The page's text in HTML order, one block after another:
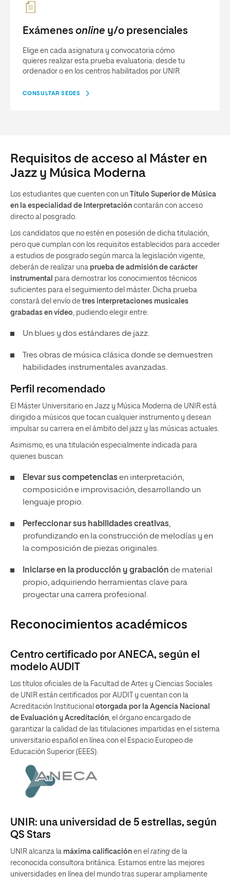
Exámenes online y/o presenciales
Elige en cada asignatura y convocatoria cómo
quieres realizar esta prueba evaluatoria: desde tu
ordenador o en los centros habilitados por UNIR.
CONSULTAR SEDES
Requisitos de acceso al Máster en
Jazz y Música Moderna
Los estudiantes que cuenten con un
Título Superior de Música
en la especialidad de Interpretación contarán con acceso
directo al posgrado.
Los candidatos que no estén en posesión de dicha titulación,
pero que cumplan con los requisitos establecidos para acceder
a estudios de posgrado según marca la legislación vigente,
deberán de realizar una prueba de admisión de carácter
instrumental para demostrar los conocimientos técnicos
suficientes para el seguimiento del máster. Dicha prueba
constará del envío de tres interpretaciones musicales
grabadas en vídeo, pudiendo elegir entre:
Un blues y dos estándares de jazz.
Tres obras de música clásica donde se demuestren
habilidades instrumentales avanzadas.
Perfil recomendado
El Máster Universitario en Jazz y Música Moderna de UNIR está
dirigido a músicos que tocan cualquier instrumento y desean
impulsar su carrera en el ámbito del jazz y las músicas actuales.
Asimismo, es una titulación especialmente indicada para
quienes buscan:
Elevar sus competenciasen interpretación,
composición e improvisación, desarrollando un
lenguaje propio.
Perfeccionar sus habilidades creativas,
profundizando en la construcción de melodías y en
la composición de piezas originales.
Iniciarse en la producción y grabación de material
propio, adquiriendo herramientas clave para
proyectar una carrera profesional.
Reconocimientos académicos
Centro certificado por ANECA, según el
modelo AUDIT
Los títulos oficiales de la Facultad de Artes y Ciencias Sociales
de UNIR están certificados por AUDIT y cuentan con la
Acreditación Institucional otorgada por la Agencia Nacional
de Evaluación y Acreditación, el órgano encargado de
garantizar la calidad de las titulaciones impartidas en el sistema
universitario español en línea con el Espacio Europeo de
Educación Superior (EEES).
UNIR: una universidad de 5 estrellas, según
QS Stars
UNIR alcanza la máxima calificación en el rating de la
reconocida consultora británica. Estamos entre las mejores
universidades en línea del mundo tras superar ampliamente